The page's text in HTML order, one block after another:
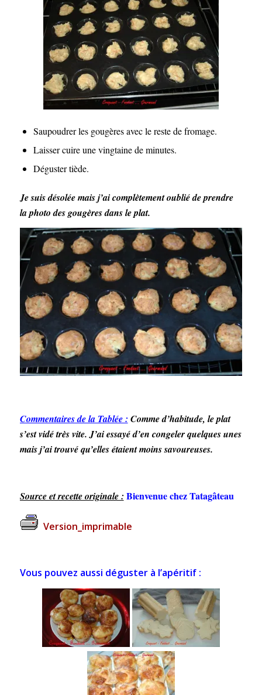
Saupoudrer les gougères avec le reste de fromage.
Laisser cuire une vingtaine de minutes.
Déguster tiède.
Je suis désolée mais j’ai complètement oublié de prendre
la photo des gougères dans le plat.
Commentaires de la Tablée : Comme d’habitude, le plat
s’est vidé très vite. J’ai essayé d’en congeler quelques unes
mais j’ai trouvé qu’elles étaient moins savoureuses.
Source et recette originale : Bienvenue chez Tatagâteau
Version_imprimable
Vous pouvez aussi déguster à l’apéritif :